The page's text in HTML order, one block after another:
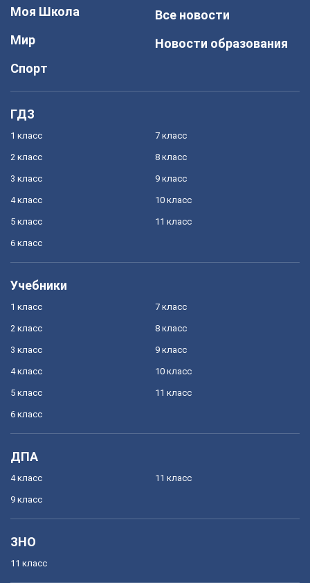
Моя Школа
Мир
Спорт
Все новости
Новости образования
ГДЗ
1 класс
2 класс
3 класс
4 класс
5 класс
6 класс
7 класс
8 класс
9 класс
10 класс
11 класс
Учебники
1 класс
2 класс
3 класс
4 класс
5 класс
6 класс
7 класс
8 класс
9 класс
10 класс
11 класс
ДПА
4 класс
9 класс
11 класс
ЗНО
11 класс